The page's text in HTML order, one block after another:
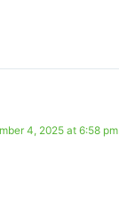
4, 2025 at 6:58 pm